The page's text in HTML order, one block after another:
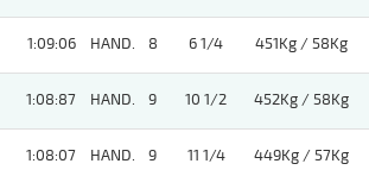
1:09:06 HAND. 8 6 1/4 451Kg / 58Kg
1:08:87 HAND. 9 10 1/2 452Kg / 58Kg
1:08:07 HAND. 9 11 1/4 449Kg / 57Kg